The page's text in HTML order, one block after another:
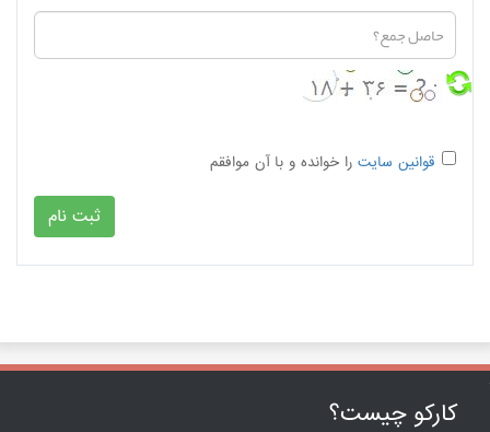
قوانین سایت را خوانده و با آن موافقم
کارکو چیست؟